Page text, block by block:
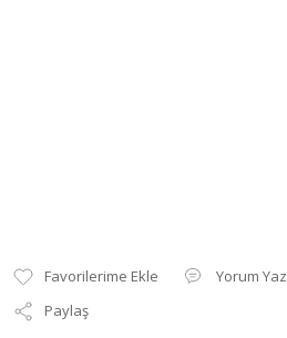
Yorum Yaz
Paylaş